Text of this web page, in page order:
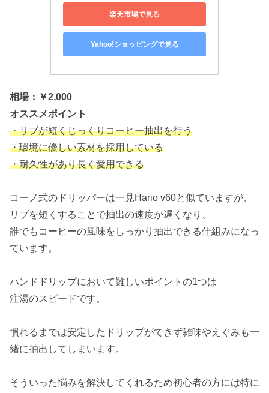
楽天市場で見る
Yahoo!ショッピングで見る
相場：￥2,000
オススメポイント
・リブが短くじっくりコーヒー抽出を行う
・環境に優しい素材を採用している
・耐久性があり長く愛用できる
コーノ式のドリッパーは一見Hario v60と似ていますが、
リブを短くすることで抽出の速度が遅くなり、
誰でもコーヒーの風味をしっかり抽出できる仕組みになっ
ています。
ハンドドリップにおいて難しいポイントの1つは
注湯のスピードです。
慣れるまでは安定したドリップができず雑味やえぐみも一
緒に抽出してしまいます。
そういった悩みを解決してくれるため初心者の方には特に